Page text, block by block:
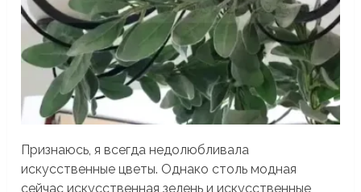
Признаюсь, я всегда недолюбливала
искусственные цветы. Однако столь модная
сейчас искусственная зелень и искусственные